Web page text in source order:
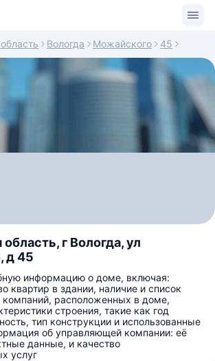
Вологда Можайского 45
г Вологда, ул
д 45
информацию о доме, включая:
квартир в здании, наличие и список
компаний, расположенных в доме,
строения, такие как год
тип конструкции и использованные
об управляющей компании: её
данные, и качество
услуг